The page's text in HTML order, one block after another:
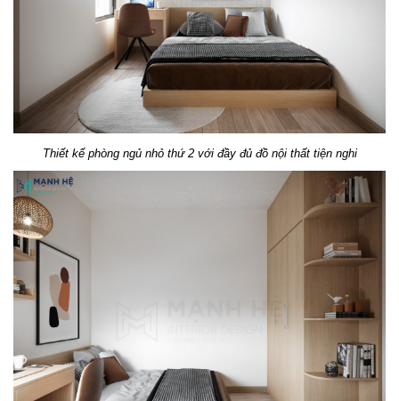
Thiết kế phòng ngủ nhỏ thứ 2 với đầy đủ đồ nội thất tiện nghi